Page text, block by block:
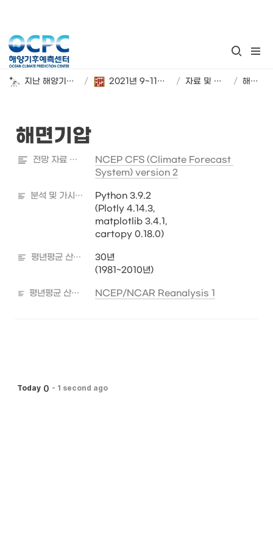
지난 해양기후 계절 전망 / 2021년 9~11월 해양기후 시범 전망 / 자료 및 분석 정보 / 해면기압
해면기압
전망 자료 출처
NCEP CFS (Climate Forecast
System) version 2
분석 및 가시화 도구
Python 3.9.2
(Plotly 4.14.3,
matplotlib 3.4.1,
cartopy 0.18.0)
평년평균 산출기간
30년
(1981~2010년)
평년평균 산출자료 출처 NCEP/NCAR Reanalysis 1
Today 0 - 1 second ago